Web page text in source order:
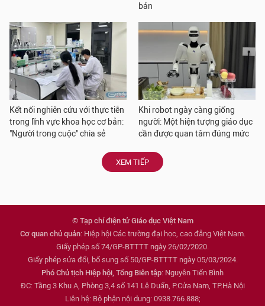
bản
Kết nối nghiên cứu với thực tiễn
trong lĩnh vực khoa học cơ bản:
"Người trong cuộc" chia sẻ
Khi robot ngày càng giống
người: Một hiện tượng giáo dục
cần được quan tâm đúng mức
XEM TIẾP
© Tạp chí điện tử Giáo dục Việt Nam
Cơ quan chủ quản: Hiệp hội Các trường đại học, cao đẳng Việt Nam.
Giấy phép số 74/GP-BTTTT ngày 26/02/2020.
Giấy phép sửa đổi, bổ sung số 50/GP-BTTTT ngày 05/03/2024.
Phó Chủ tịch Hiệp hội, Tổng Biên tập: Nguyễn Tiến Bình
ĐC: Tầng 3 Khu A, Phòng 3,4 số 141 Lê Duẩn, P.Cửa Nam, TP.Hà Nội
Liên hệ: Bộ phận nội dung: 0938.766.888;